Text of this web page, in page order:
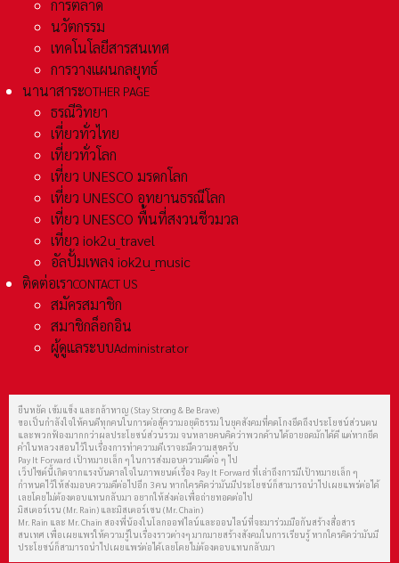
การตลาด
นวัตกรรม
เทคโนโลยีสารสนเทศ
การวางแผนกลยุทธ์
นานาสาระOTHER PAGE
ธรณีวิทยา
เที่ยวทั่วไทย
เที่ยวทั่วโลก
เที่ยว UNESCO มรดกโลก
เที่ยว UNESCO อุทยานธรณีโลก
เที่ยว UNESCO พื้นที่สงวนชีวมวล
เที่ยว iok2u_travel
อัลปั้มเพลง iok2u_music
ติดต่อเราCONTACT US
สมัครสมาชิก
สมาชิกล็อกอิน
ผู้ดูแลระบบAdministrator
ยืนหยัด เข้มแข็ง และกล้าหาญ (Stay Strong & Be Brave)
ขอเป็นกำลังใจให้คนดีทุกคนในการต่อสู้ความอยุติธรรม ในยุคสังคมที่คดโกงยึดถึงประโยชน์ส่วนตน
และพวกฟ้องมากกว่าผลประโยชน์ส่วนรวม จนหลายคนคิดว่าพวกด้านได้อายอดมักได้ดี แต่หากยึด
คำในหลวงสอนไว้ในเรื่องการทำความดีเราจะมีความสุขครับ
Pay It Forward เป้าหมายเล็ก ๆ ในการส่งมอบความดีต่อ ๆ ไป
เว็ปไซต์นี้เกิดจากแรงบันดาลใจในภาพยนต์เรื่อง Pay It Forward ที่เล่าถึงการมีเป้าหมายเล็ก ๆ
กำหนดไว้ให้ส่งมอบความดีต่อไปอีก 3 คน หากใครคิดว่ามันมีประโยชน์ก็สามารถนำไปเผยแพร่ต่อได้
เลยโดยไม่ต้องตอบแทนกลับมา อยากให้ส่งต่อเพื่อถ่ายทอดต่อไป
มิสเตอร์เรน (Mr. Rain) และมิสเตอร์เชน (Mr. Chain)
Mr. Rain และ Mr. Chain สองพี่น้องในโลกออฟไลน์และออนไลน์ที่จะมาร่วมมือกันสร้างสื่อสาร
สนเทศ เพื่อเผยแพร่ให้ความรู้ในเรื่องราวต่างๆ มากมายสร้างสังคมในการเรียนรู้ หากใครคิดว่ามันมี
ประโยชน์ก็สามารถนำไปเผยแพร่ต่อได้เลยโดยไม่ต้องตอบแทนกลับมา